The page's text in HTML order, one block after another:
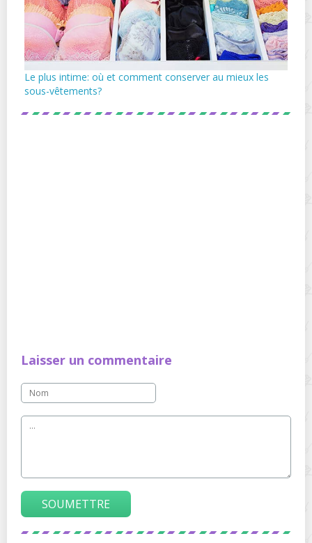
Le plus intime: où et comment conserver au mieux les
sous-vêtements?
Laisser un commentaire
SOUMETTRE